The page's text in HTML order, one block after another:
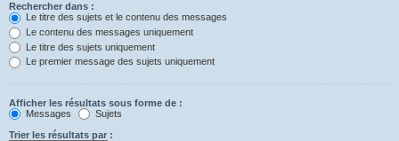
Rechercher dans :
Le titre des sujets et le contenu des messages
Le contenu des messages uniquement
Le titre des sujets uniquement
Le premier message des sujets uniquement
Afficher les résultats sous forme de :
Messages
Sujets
Trier les résultats par :